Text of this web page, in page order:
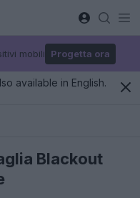
mobili Progetta ora
available in English.
Blackout